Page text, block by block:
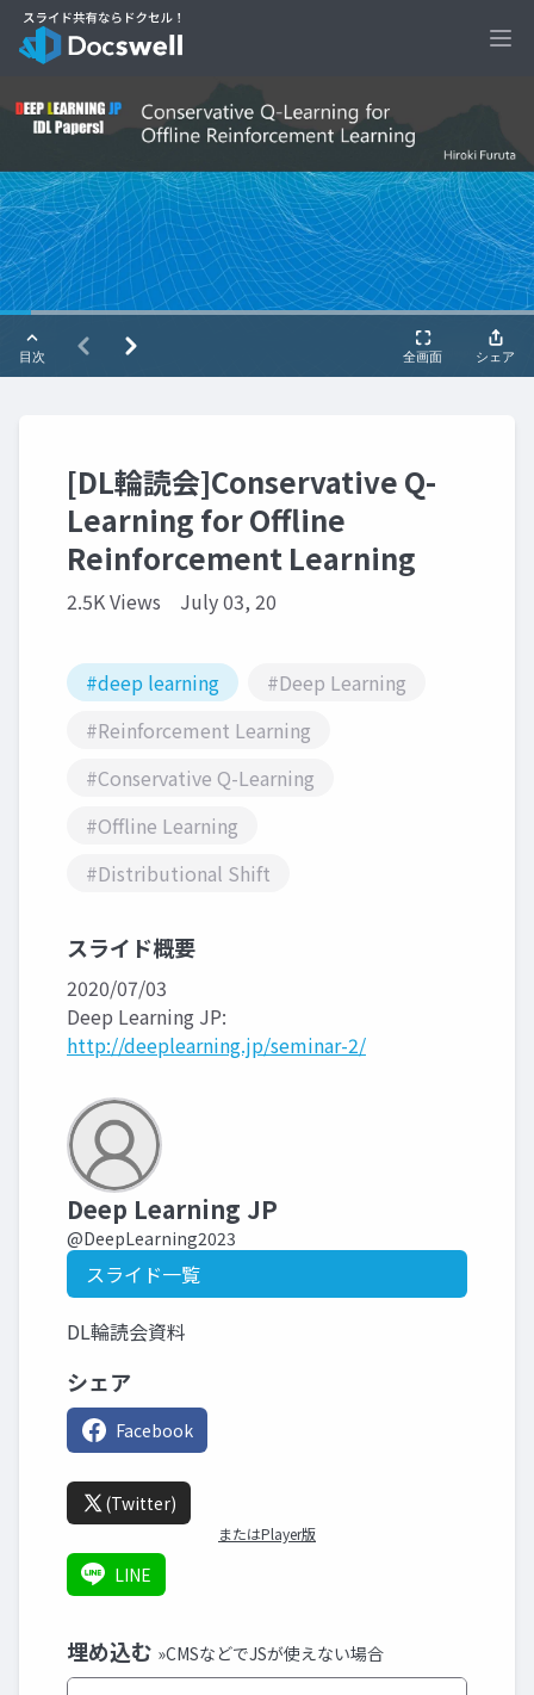
[DL輪読会]Conservative Q-
Learning for Offline
Reinforcement Learning
2.5K Views July 03, 20
#deep learning
#Deep Learning
#Reinforcement Learning
#Conservative Q-Learning
#Offline Learning
#Distributional Shift
スライド概要
2020/07/03
Deep Learning JP:
http://deeplearning.jp/seminar-2/
Deep Learning JP
@DeepLearning2023
スライド一覧
DL輪読会資料
シェア
Facebook
(Twitter)
またはPlayer版
LINE
埋め込む »CMSなどでJSが使えない場合